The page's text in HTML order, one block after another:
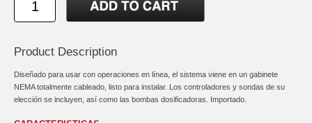
Product Description
Diseñado para usar con operaciones en línea, el sistema viene en un gabinete
NEMA totalmente cableado, listo para instalar. Los controladores y sondas de su
elección se incluyen, así como las bombas dosificadoras. Importado.